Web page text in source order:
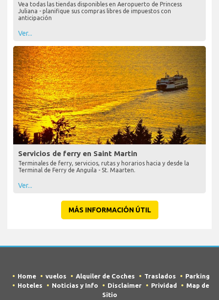
Vea todas las tiendas disponibles en Aeropuerto de Princess
Juliana - planifique sus compras libres de impuestos con
anticipación
Ver...
Servicios de ferry en Saint Martin
Terminales de ferry, servicios, rutas y horarios hacia y desde la
Terminal de Ferry de Anguila - St. Maarten.
Ver...
MÁS INFORMACIÓN ÚTIL
Home vuelos Alquiler de Coches Traslados
Parking
Hoteles
Noticias y Info Disclaimer Prividad
Map de
Sitio